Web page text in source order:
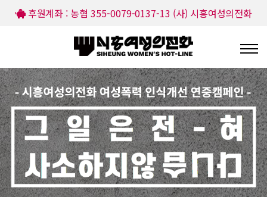
후원계좌 : 농협 355-0079-0137-13 (사) 시흥여성의전화